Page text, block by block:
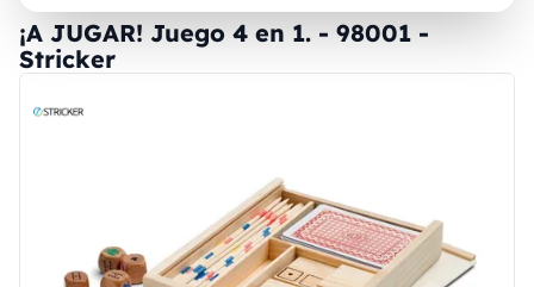
¡A JUGAR! Juego 4 en 1. - 98001 -
Stricker